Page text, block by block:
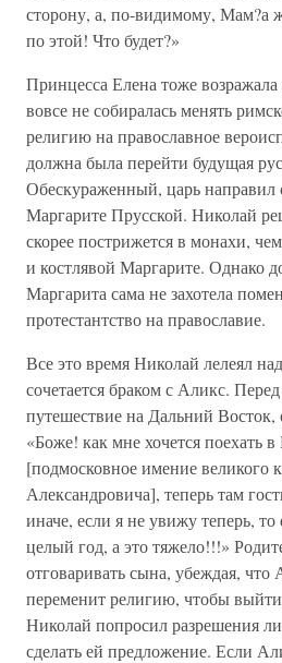
сторону, а, по-видимому, Мам?а
по этой! Что будет?»
Принцесса Елена тоже
вовсе не собиралась менять
религию на православное
должна была перейти будущая
Обескураженный, царь направил
Маргарите Прусской. Николай
скорее пострижется в монахи,
и костлявой Маргарите. Однако
Маргарита сама не захотела
протестантство на православие.
Все это время Николай лелеял
сочетается браком с Аликс.
путешествие на Дальний Восток,
«Боже! как мне хочется поехать
[подмосковное имение великого
Александровича], теперь там
иначе, если я не увижу теперь,
целый год, а это тяжело!!!»
отговаривать сына, убеждая, что
переменит религию, чтобы
Николай попросил разрешения
сделать ей предложение. Если